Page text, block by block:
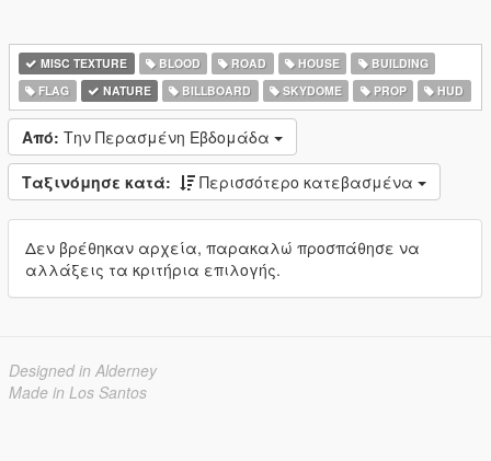
MISC TEXTURE BLOOD ROAD HOUSE
BUILDING
FLAG
NATURE BILLBOARD SKYDOME PROP HUD
Από: Την Περασμένη Εβδομάδα
Ταξινόμησε κατά: Περισσότερο κατεβασμένα
Δεν βρέθηκαν αρχεία, παρακαλώ προσπάθησε να
αλλάξεις τα κριτήρια επιλογής.
Designed in Alderney
Made in Los Santos